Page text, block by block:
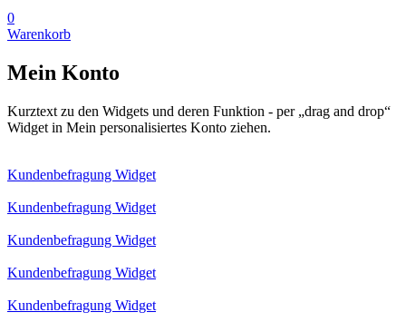
0
Warenkorb
Mein Konto
Kurztext zu den Widgets und deren Funktion - per „drag and drop“
Widget in Mein personalisiertes Konto ziehen.
Kundenbefragung Widget
Kundenbefragung Widget
Kundenbefragung Widget
Kundenbefragung Widget
Kundenbefragung Widget